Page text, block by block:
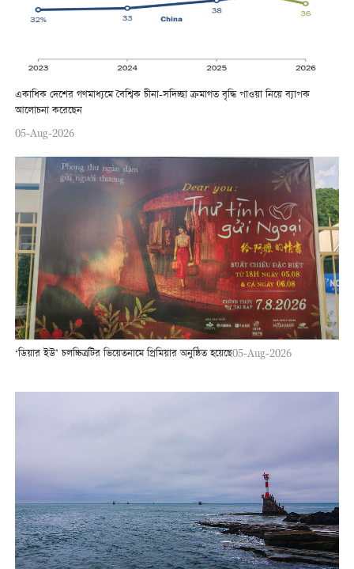
একাধিক দেশের গণমাধ্যমে বৈশ্বিক চীনা-সদিচ্ছা ক্রমাগত বৃদ্ধি পাওয়া নিয়ে ব্যাপক
আলোচনা করেছেন
05-Aug-2026
‘ডিয়ার ইউ’ চলচ্চিত্রটির ভিয়েতনামে প্রিমিয়ার অনুষ্ঠিত হয়েছে05-Aug-2026